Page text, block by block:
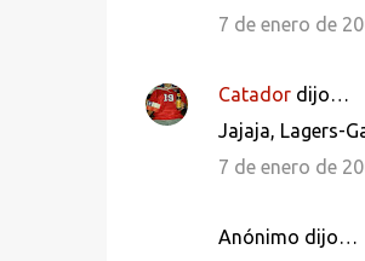
7 de enero de
Catadordijo…
Jajaja, Lagers-
7 de enero de
Anónimo dijo…